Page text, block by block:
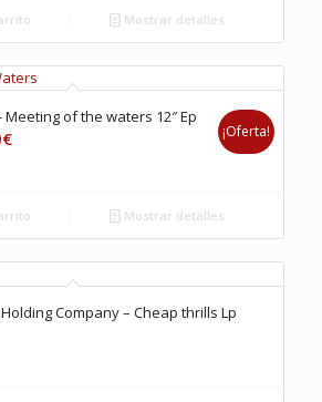
Mostrar detalles
Meeting of the waters 12″ Ep
€El
es:
16,00€.
¡Oferta!
Mostrar detalles
Company – Cheap thrills Lp